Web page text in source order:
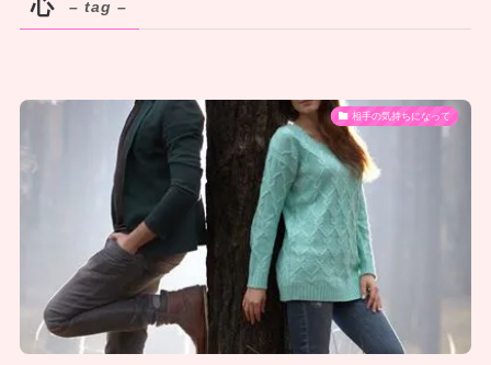
心 – tag –
相手の気持ちになって